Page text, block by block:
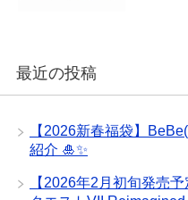
最近の投稿
【2026新春福袋】
紹介 🎍✨
【2026年2月初旬発売